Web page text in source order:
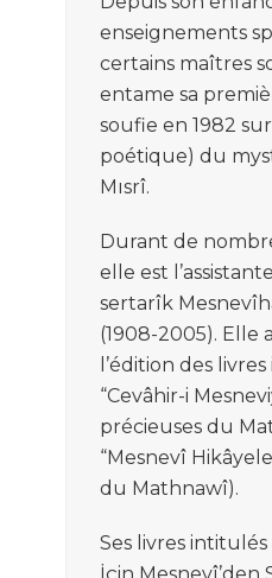
enseignements
certains maîtres
entame sa premiè
soufie en 1982
poétique) d u
Mısrî.
Durant de
elle est l ’assistante
sertarîk
(1908-2005). E lle
’édition des
“Cevâhir-i
précieuses du
“Mesnevî
du Mathnawî).
Ses livres intitulés